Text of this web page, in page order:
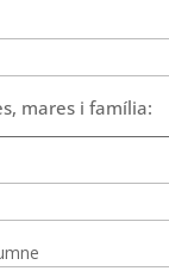
mares i família: